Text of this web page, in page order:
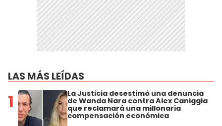
LAS MÁS LEÍDAS
1 La Justicia desestimó una denuncia
de Wanda Nara contra Alex Caniggia
que reclamará una millonaria
compensación económica